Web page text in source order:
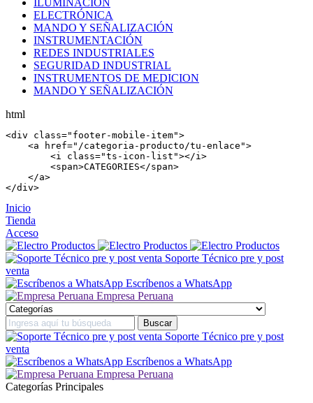
ELECTRÓNICA
MANDO Y SEÑALIZACIÓN
INSTRUMENTACIÓN
REDES INDUSTRIALES
SEGURIDAD INDUSTRIAL
INSTRUMENTOS DE MEDICION
MANDO Y SEÑALIZACIÓN
html
<div class="footer-mobile-item">
    <
a href="/categoria-producto/tu-enlace">
        <
i class="ts-icon-list"></i >
        <
span>CATEGORIES</span>
    </
a>
</div>
Inicio
Tienda
Acceso
Soporte Técnico pre y post
venta
Escríbenos a WhatsApp
Empresa Peruana
Soporte Técnico pre y post
venta
Escríbenos a WhatsApp
Empresa Peruana
Categorías Principales